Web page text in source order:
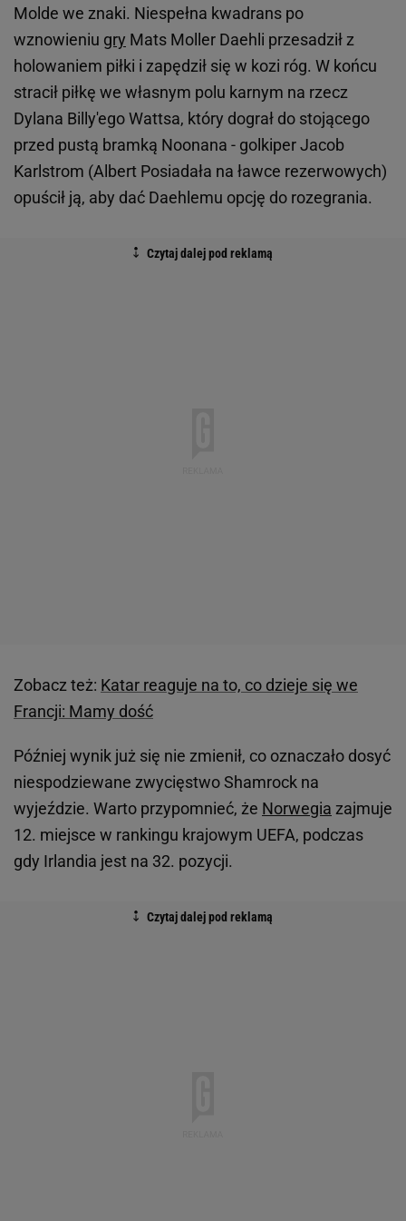
Molde we znaki. Niespełna kwadrans po
wznowieniu gry Mats Moller Daehli przesadził z
holowaniem piłki i zapędził się w kozi róg. W końcu
stracił piłkę we własnym polu karnym na rzecz
Dylana Billy'ego Wattsa, który dograł do stojącego
przed pustą bramką Noonana - golkiper Jacob
Karlstrom (Albert Posiadała na ławce rezerwowych)
opuścił ją, aby dać Daehlemu opcję do rozegrania.
Zobacz też: Katar reaguje na to, co dzieje się we
Francji: Mamy dość
Później wynik już się nie zmienił, co oznaczało dosyć
niespodziewane zwycięstwo Shamrock na
wyjeździe. Warto przypomnieć, że Norwegia zajmuje
12. miejsce w rankingu krajowym UEFA, podczas
gdy Irlandia jest na 32. pozycji.